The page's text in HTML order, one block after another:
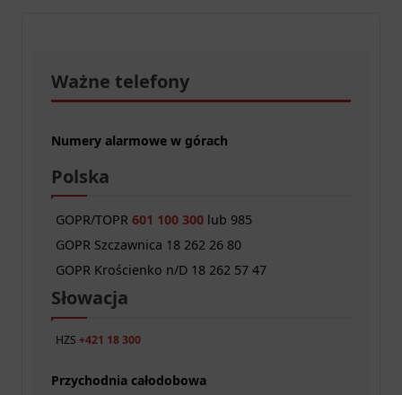
Ważne telefony
Numery alarmowe w górach
Polska
GOPR/TOPR601 100 300 lub 985
GOPR Szczawnica 18 262 26 80
GOPR Krościenko n/D 18 262 57 47
Słowacja
HZS +421 18 300
Przychodnia całodobowa